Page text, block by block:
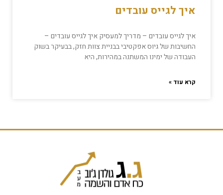
איך לגייס עובדים
איך לגייס עובדים – מדריך למעסיק איך לגייס עובדים –
החשיבות של גיוס אפקטיבי בבניית צוות חזק, בבעיקר בשוק
העבודה של ימינו המשתנה במהירות, היא
קרא עוד »